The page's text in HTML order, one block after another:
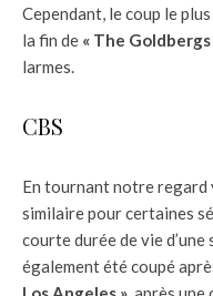
Cependant, le coup le
la fin de « The Goldbergs
larmes.
CBS
En tournant notre regard
similaire pour certaines
courte durée de vie d’une
également été coupé